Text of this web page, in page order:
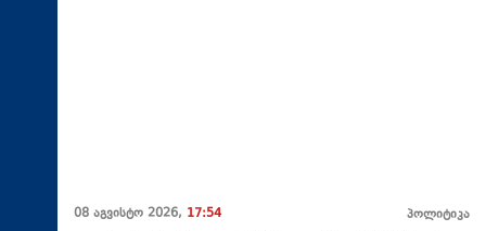
08 აგვისტო 2026, 17:54 პოლიტიკა